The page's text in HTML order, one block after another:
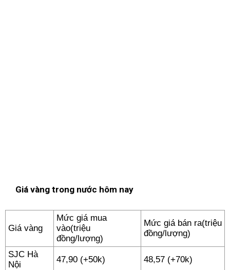
Giá vàng trong nước hôm nay
Giá vàng
Mức giá mua
vào(triệu
đồng/lượng)
Mức giá bán ra(triệu
đồng/lượng)
SJC Hà
Nội
47,90 (+50k) 48,57 (+70k)